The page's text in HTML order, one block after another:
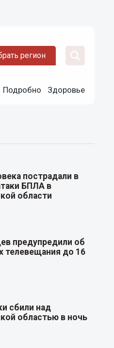
регион
Подробно Здоровье
пострадали в
БПЛА в
области
предупредили об
телевещания до 16
сбили над
областью в ночь